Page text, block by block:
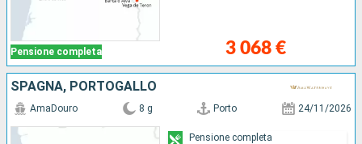
Pensione completa 3 068 €
SPAGNA, PORTOGALLO
AmaDouro 8 g Porto 24/11/2026
Pensione completa